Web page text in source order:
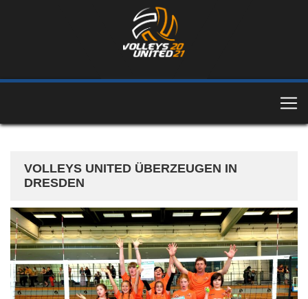
VOLLEYS UNITED ÜBERZEUGEN IN
DRESDEN